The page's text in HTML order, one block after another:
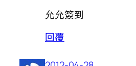
允允簽到
回覆